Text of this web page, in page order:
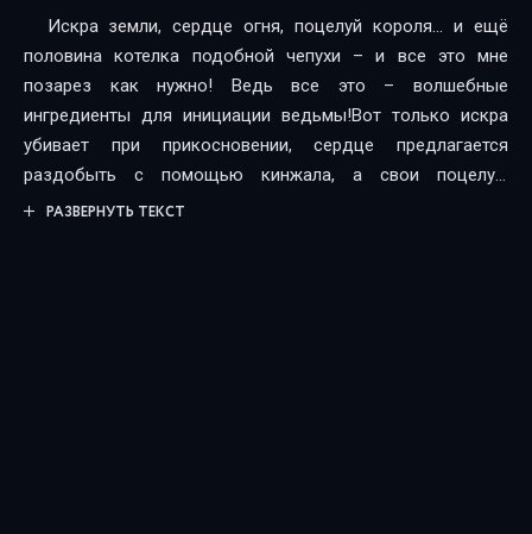
Искра земли, сердце огня, поцелуй короля… и ещё
половина котелка подобной чепухи – и все это мне
позарез как нужно! Ведь все это – волшебные
ингредиенты для инициации ведьмы!Вот только искра
убивает при прикосновении, сердце предлагается
раздобыть с помощью кинжала, а свои поцелуи,
хотелось бы, чтобы король оставил при себе.Но чего не
РАЗВЕРНУТЬ ТЕКСТ